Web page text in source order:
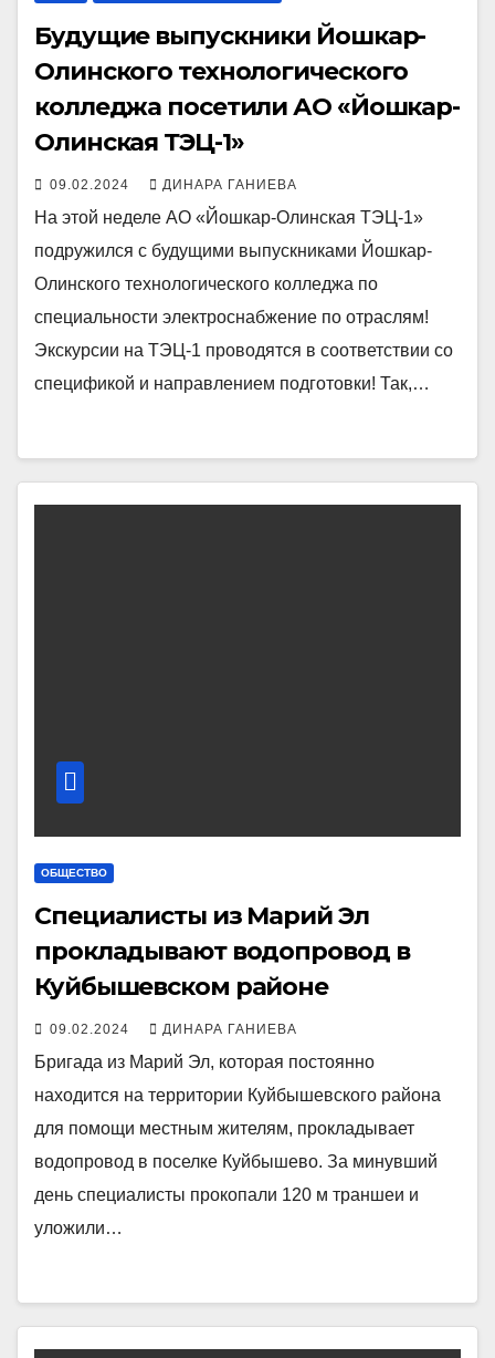
Будущие выпускники Йошкар-
Олинского технологического
колледжа посетили АО «Йошкар-
Олинская ТЭЦ-1»
09.02.2024 ДИНАРА ГАНИЕВА
На этой неделе АО «Йошкар-Олинская ТЭЦ-1»
подружился с будущими выпускниками Йошкар-
Олинского технологического колледжа по
специальности электроснабжение по отраслям!
Экскурсии на ТЭЦ-1 проводятся в соответствии со
спецификой и направлением подготовки! Так,…
ОБЩЕСТВО
Специалисты из Марий Эл
прокладывают водопровод в
Куйбышевском районе
09.02.2024 ДИНАРА ГАНИЕВА
Бригада из Марий Эл, которая постоянно
находится на территории Куйбышевского района
для помощи местным жителям, прокладывает
водопровод в поселке Куйбышево. За минувший
день специалисты прокопали 120 м траншеи и
уложили…